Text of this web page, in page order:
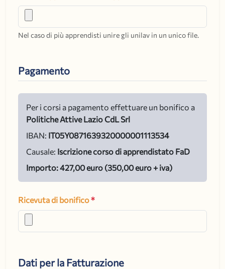
Nel caso di più apprendisti unire gli unilav in un unico file.
Pagamento
Per i corsi a pagamento effettuare un bonifico a
Politiche Attive Lazio CdL Srl
IBAN: IT05Y0871639320000001113534
Causale: Iscrizione corso di apprendistato FaD
Importo: 427,00 euro (350,00 euro + iva)
Ricevuta di bonifico*
Dati per la Fatturazione